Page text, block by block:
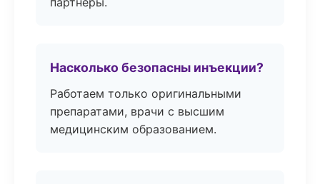
Насколько безопасны инъекции?
Работаем только оригинальными
препаратами, врачи с высшим
медицинским образованием.